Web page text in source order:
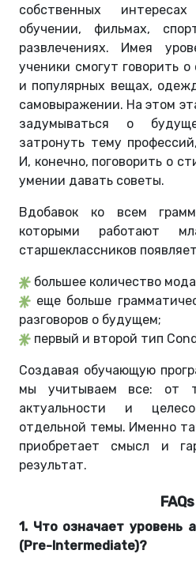
собственных
обучении, фильмах,
развлечениях. Имея
ученики смогут говорить
и популярных вещах,
самовыражении. На этом
задумываться о
затронуть тему
И, конечно, поговорить о
умении давать советы.
Вдобавок ко всем
которыми работают
старшеклассников
большее количество
еще больше
разговоров о будущем;
первый и второй тип
Создавая обучающую
мы учитываем все: от
актуальности и
отдельной темы. Именно
приобретает смысл и
результат.
FAQs
1. Что означает уровень
(Pre-Intermediate)?